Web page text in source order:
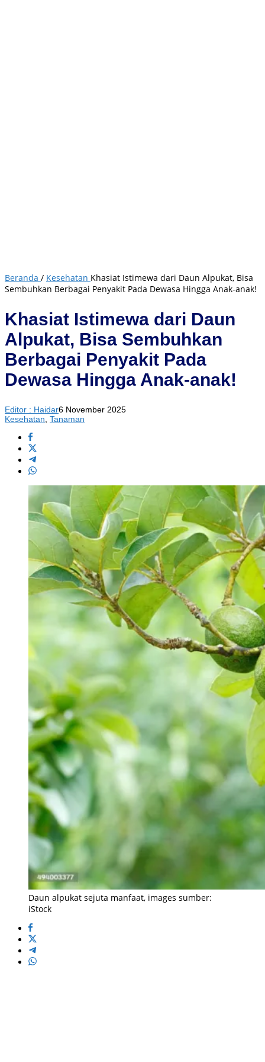
Beranda / Kesehatan Khasiat Istimewa dari Daun Alpukat, Bisa
Sembuhkan Berbagai Penyakit Pada Dewasa Hingga Anak-anak!
Khasiat Istimewa dari Daun
Alpukat, Bisa Sembuhkan
Berbagai Penyakit Pada
Dewasa Hingga Anak-anak!
Editor : Haidar6 November 2025
Kesehatan Tanaman
Daun alpukat sejuta manfaat, images sumber:
iStock